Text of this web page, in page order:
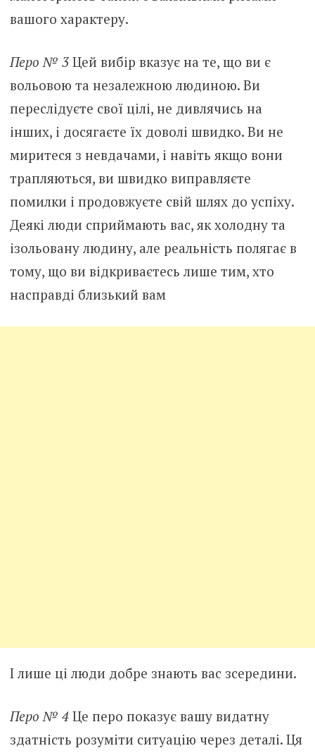
вашого характеру.
Перо № 3Цей вибір вказує на те, що ви є
вольовою та незалежною людиною. Ви
переслідуєте свої цілі, не дивлячись на
інших, і досягаєте їх доволі швидко. Ви не
миритеся з невдачами, і навіть якщо вони
трапляються, ви швидко виправляєте
помилки і продовжуєте свій шлях до успіху.
Деякі люди сприймають вас, як холодну та
ізольовану людину, але реальність полягає в
тому, що ви відкриваєтесь лише тим, хто
насправді близький вам
І лише ці люди добре знають вас зсередини.
Перо № 4Це перо показує вашу видатну
здатність розуміти ситуацію через деталі. Ця